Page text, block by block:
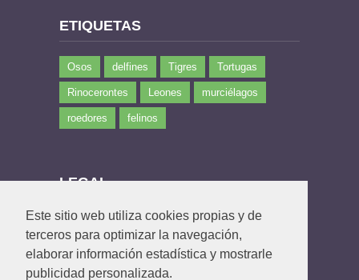
Este sitio web utiliza cookies propias y de
terceros para optimizar la navegación,
elaborar información estadística y mostrarle
publicidad personalizada.
ETIQUETAS
Osos delfines Tigres Tortugas
Rinocerontes Leones murciélagos
roedores felinos
LEGAL
Política de privacidad
Política de Cookies
Contacto